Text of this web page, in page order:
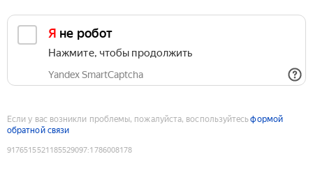
Я не робот
Нажмите, чтобы продолжить
Yandex SmartCaptcha
Если у вас возникли проблемы, пожалуйста, воспользуйтесьформой
обратной связи
9176515521185529097:1786008178